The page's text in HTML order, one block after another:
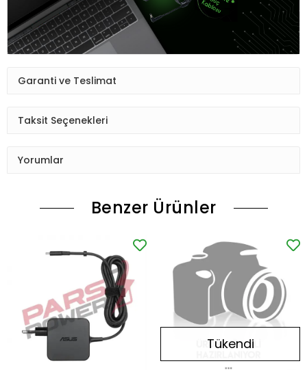
Garanti ve Teslimat
Taksit Seçenekleri
Yorumlar
Benzer Ürünler
Tükendi